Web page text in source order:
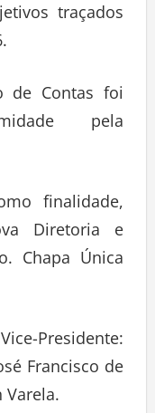
traçados
de Contas foi
pela
finalidade,
Diretoria e
Chapa Única
Presidente:
Francisco de
Varela.